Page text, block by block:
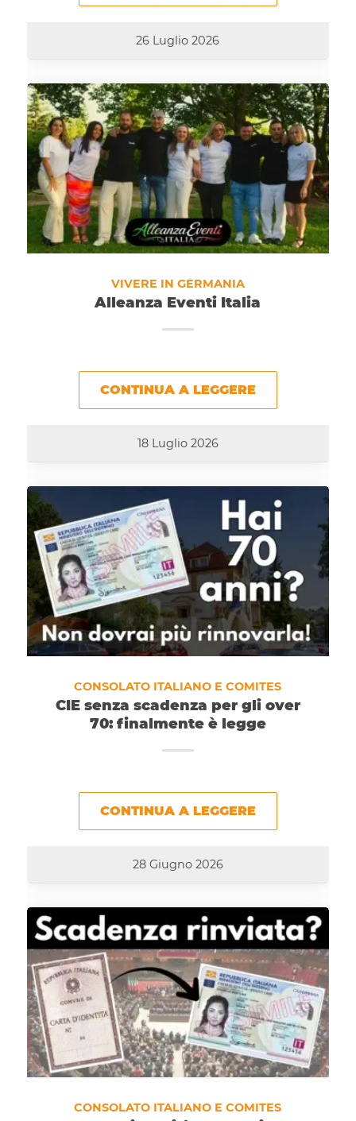
26 Luglio 2026
VIVERE IN GERMANIA
Alleanza Eventi Italia
CONTINUA A LEGGERE
18 Luglio 2026
CONSOLATO ITALIANO E COMITES
CIE senza scadenza per gli over
70: finalmente è legge
CONTINUA A LEGGERE
28 Giugno 2026
CONSOLATO ITALIANO E COMITES